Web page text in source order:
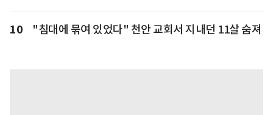
10 "침대에 묶여 있었다" 천안 교회서 지내던 11살 숨져